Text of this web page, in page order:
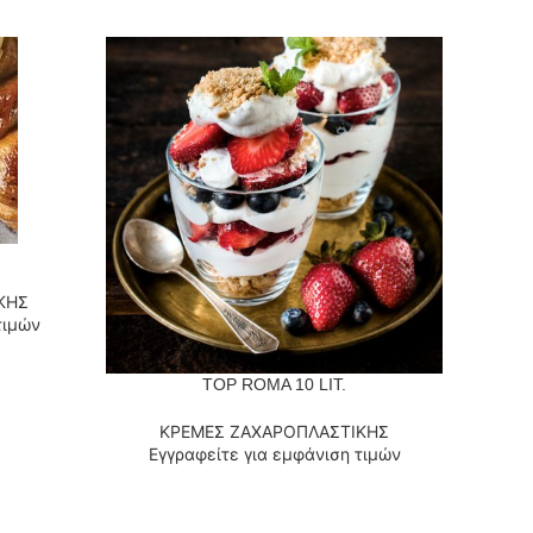
ΔΙΑΒΆΣΤΕ ΠΕΡΙΣΣΌΤΕΡΑ
TOP ROMA 10 LIT.
ΚΡΕΜΕΣ ΖΑΧΑΡΟΠΛΑΣΤΙΚΗΣ
Εγγραφείτε για εμφάνιση τιμών